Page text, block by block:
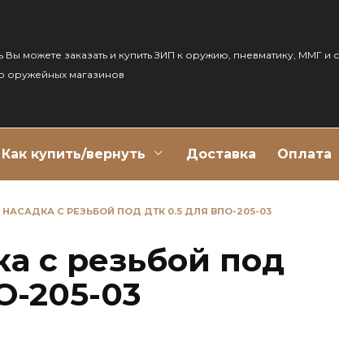
Вы можете заказать и купить ЗИП к оружию, пневматику, ММГ и
оружейных магазинов
Как купить/вернуть Доставка Оплата
С РЕЗЬБОЙ ПОД ДТК 0.5 ДЛЯ ВПО-205-03
с резьбой под
205-03